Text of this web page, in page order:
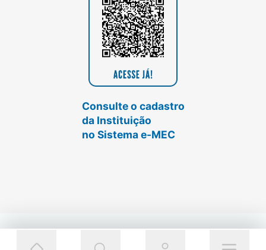
Consulte o cadastro
da Instituição
no Sistema e-MEC